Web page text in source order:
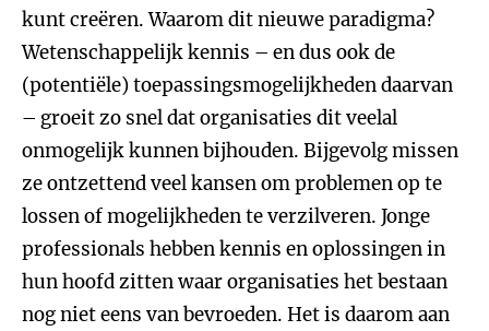
kunt creëren. Waarom dit nieuwe paradigma?
Wetenschappelijk kennis – en dus ook de
(potentiële) toepassingsmogelijkheden daarvan
– groeit zo snel dat organisaties dit veelal
onmogelijk kunnen bijhouden. Bijgevolg missen
ze ontzettend veel kansen om problemen op te
lossen of mogelijkheden te verzilveren. Jonge
professionals hebben kennis en oplossingen in
hun hoofd zitten waar organisaties het bestaan
nog niet eens van bevroeden. Het is daarom aan